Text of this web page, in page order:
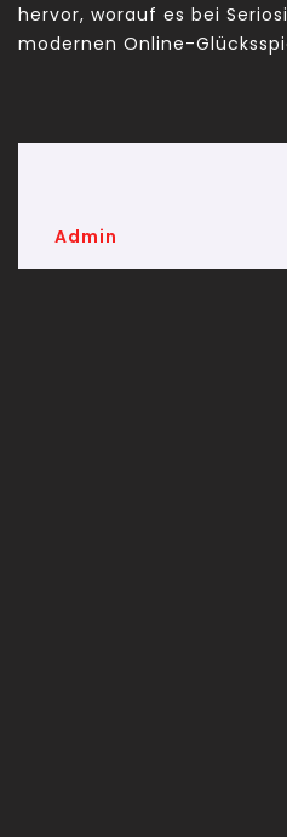
hervor, worauf es bei
modernen Online-
Admin